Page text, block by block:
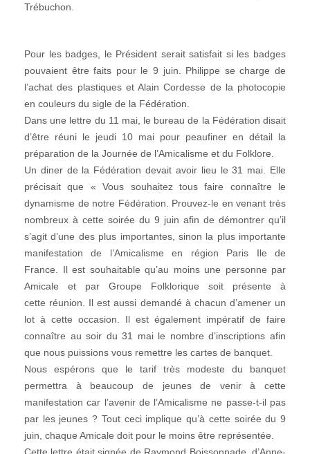
Trébuchon.
Pour les badges, le Président serait satisfait si les badges
pouvaient être faits pour le 9 juin. Philippe se charge de
l’achat des plastiques et Alain Cordesse de la photocopie
en couleurs du sigle de la Fédération.
Dans une lettre du 11 mai, le bureau de la Fédération disait
d’être réuni le jeudi 10 mai pour peaufiner en détail la
préparation de la Journée de l’Amicalisme et du Folklore.
Un diner de la Fédération devait avoir lieu le 31 mai. Elle
précisait que « Vous souhaitez tous faire connaître le
dynamisme de notre Fédération. Prouvez-le en venant très
nombreux à cette soirée du 9 juin afin de démontrer qu’il
s’agit d’une des plus importantes, sinon la plus importante
manifestation de l’Amicalisme en région Paris Ile de
France. Il est souhaitable qu’au moins une personne par
Amicale et par Groupe Folklorique soit présente à
cette réunion. Il est aussi demandé à chacun d’amener un
lot à cette occasion. Il est également impératif de faire
connaître au soir du 31 mai le nombre d’inscriptions afin
que nous puissions vous remettre les cartes de banquet.
Nous espérons que le tarif très modeste du banquet
permettra à beaucoup de jeunes de venir à cette
manifestation car l’avenir de l’Amicalisme ne passe-t-il pas
par les jeunes ? Tout ceci implique qu’à cette soirée du 9
juin, chaque Amicale doit pour le moins être représentée.
Cette lettre était signée de Raymond Boissonnade, d’Anne-